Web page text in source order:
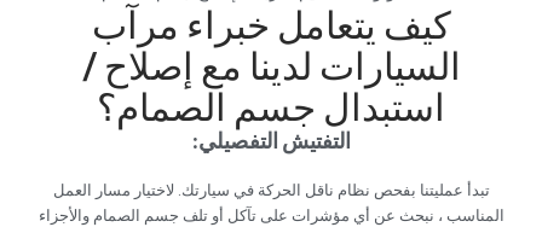
‏كيف يتعامل خبراء مرآب
السيارات لدينا مع إصلاح /
استبدال جسم الصمام؟‏
‏التفتيش التفصيلي:‏
‏تبدأ عمليتنا بفحص نظام ناقل الحركة في سيارتك. لاختيار مسار العمل
المناسب ، نبحث عن أي مؤشرات على تآكل أو تلف جسم الصمام والأجزاء